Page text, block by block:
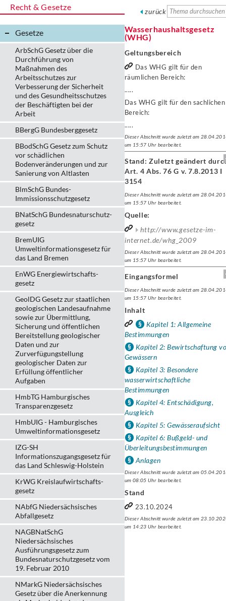
Recht & Gesetze
Gesetze
ArbSchG Gesetz über die
Durchführung von
Maßnahmen des
Arbeitsschutzes zur
Verbesserung der Sicherheit
und des Gesundheitsschutzes
der Beschäftigten bei der
Arbeit
BBergG Bundesberggesetz
BBodSchG Gesetz zum Schutz
vor schädlichen
Bodenveränderungen und zur
Sanierung von Altlasten
BlmSchG Bundes-
Immissionsschutz­gesetz
BNatSchG Bundesnaturschutz-
gesetz
BremUIG
Umweltinformationsgesetz für
das Land Bremen
EnWG Energiewirtschafts-
gesetz
GeolDG Gesetz zur staatlichen
geologischen Landesaufnahme
sowie zur Übermittlung,
Sicherung und öffentlichen
Bereitstellung geologischer
Daten und zur
Zurverfügungstellung
geologischer Daten zur
Erfüllung öffentlicher
Aufgaben
HmbTG Hamburgisches
Transparenzgesetz
HmbUIG - Hamburgisches
Umweltinformationsgesetz
IZG-SH
Informationszugangsgesetz für
das Land Schleswig-Holstein
KrWG Kreislaufwirtschafts­
gesetz
NAbfG Niedersächsisches
Abfallgesetz
NAGBNatSchG
Niedersächsisches
Ausführungsgesetz zum
Bundesnaturschutzgesetz vom
19. Februar 2010
NMarkG Niedersächsisches
Gesetz über die Anerkennung
zurück
Wasserhaushaltsgesetz
(WHG)
Geltungsbereich
Das WHG gilt für den
räumlichen Bereich:
.....
Das WHG gilt für den sachlichen
Bereich:
.....
Dieser Abschnitt wurde zuletzt am
um 15:57 Uhr bearbeitet.
Stand: Zuletzt geändert
Art. 4 Abs. 76 G v. 7.8.2013 I
3154
Dieser Abschnitt wurde zuletzt am
um 15:57 Uhr bearbeitet.
Quelle:
http://www.gesetze-im-
internet.de/whg_2009
Dieser Abschnitt wurde zuletzt am
um 15:57 Uhr bearbeitet.
Eingangsformel
Dieser Abschnitt wurde zuletzt am
um 15:57 Uhr bearbeitet.
Inhalt
Kapitel 1: Allgemeine
Bestimmungen
Kapitel 2: Bewirtschaftung
Gewässern
Kapitel 3: Besondere
wasserwirtschaftliche
Bestimmungen
Kapitel 4: Entschädigung,
Ausgleich
Kapitel 5: Gewässeraufsicht
Kapitel 6: Bußgeld- und
Überleitungsbestimmungen
Anlagen
Dieser Abschnitt wurde zuletzt am
um 08:05 Uhr bearbeitet.
Stand
23.10.2024
Dieser Abschnitt wurde zuletzt am
um 14:23 Uhr bearbeitet.